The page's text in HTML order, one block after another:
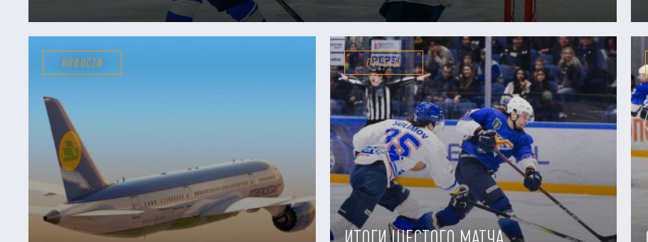
НОВОСТИ ОТЧЕТЫ